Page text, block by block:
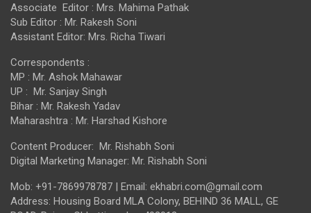
Associate Editor : Mrs. Mahima Pathak
Sub Editor : Mr. Rakesh Soni
Assistant Editor: Mrs. Richa Tiwari
Correspondents :
MP : Mr. Ashok Mahawar
UP : Mr. Sanjay Singh
Bihar : Mr. Rakesh Yadav
Maharashtra : Mr. Harshad Kishore
Content Producer: Mr. Rishabh Soni
Digital Marketing Manager: Mr. Rishabh Soni
Mob: +91-7869978787 | Email: ekhabri.com@gmail.com
Address: Housing Board MLA Colony, BEHIND 36 MALL, GE